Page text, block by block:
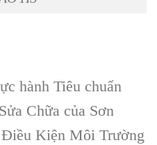
hành Tiêu chuẩn
Chữa của Sơn
Kiện Môi Trường